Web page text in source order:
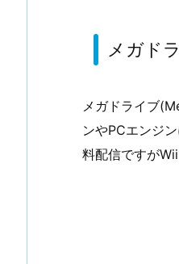
メガド
メガドライブ
ンやPCエンジ
料配信ですがWii